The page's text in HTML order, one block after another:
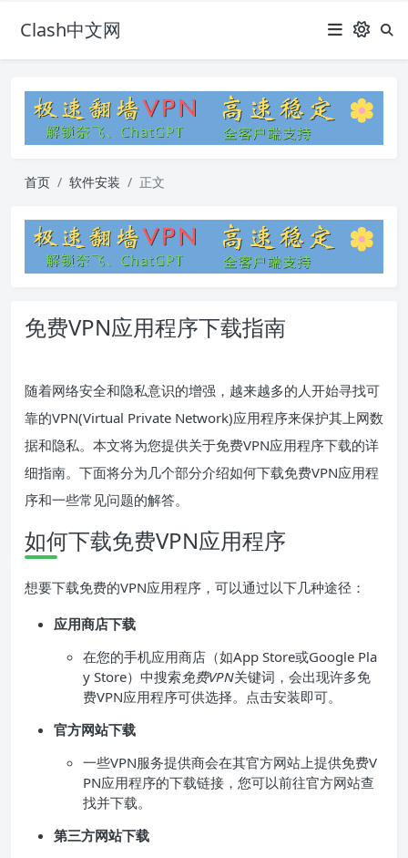
Clash中文网
首页 软件安装 正文
免费VPN应用程序下载指南
随着网络安全和隐私意识的增强，越来越多的人开始寻找可
靠的VPN(Virtual Private Network)应用程序来保护其上网数
据和隐私。本文将为您提供关于免费VPN应用程序下载的详
细指南。下面将分为几个部分介绍如何下载免费VPN应用程
序和一些常见问题的解答。
如何下载免费VPN应用程序
想要下载免费的VPN应用程序，可以通过以下几种途径：
应用商店下载
在您的手机应用商店（如App Store或Google Pla
y Store）中搜索免费VPN关键词，会出现许多免
费VPN应用程序可供选择。点击安装即可。
官方网站下载
一些VPN服务提供商会在其官方网站上提供免费V
PN应用程序的下载链接，您可以前往官方网站查
找并下载。
第三方网站下载